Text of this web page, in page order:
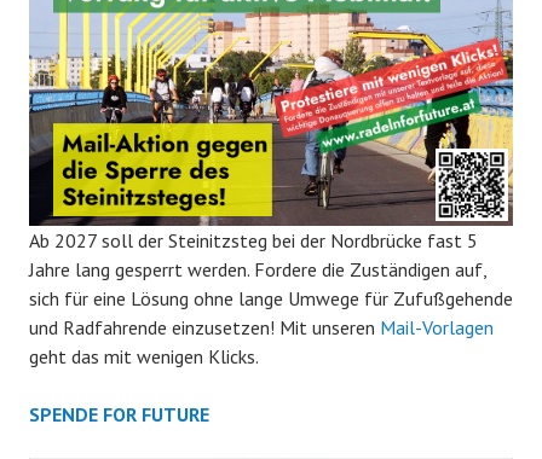
Ab 2027 soll der Steinitzsteg bei der Nordbrücke fast 5
Jahre lang gesperrt werden. Fordere die Zuständigen auf,
sich für eine Lösung ohne lange Umwege für Zufußgehende
und Radfahrende einzusetzen! Mit unseren Mail-Vorlagen
geht das mit wenigen Klicks.
SPENDE FOR FUTURE